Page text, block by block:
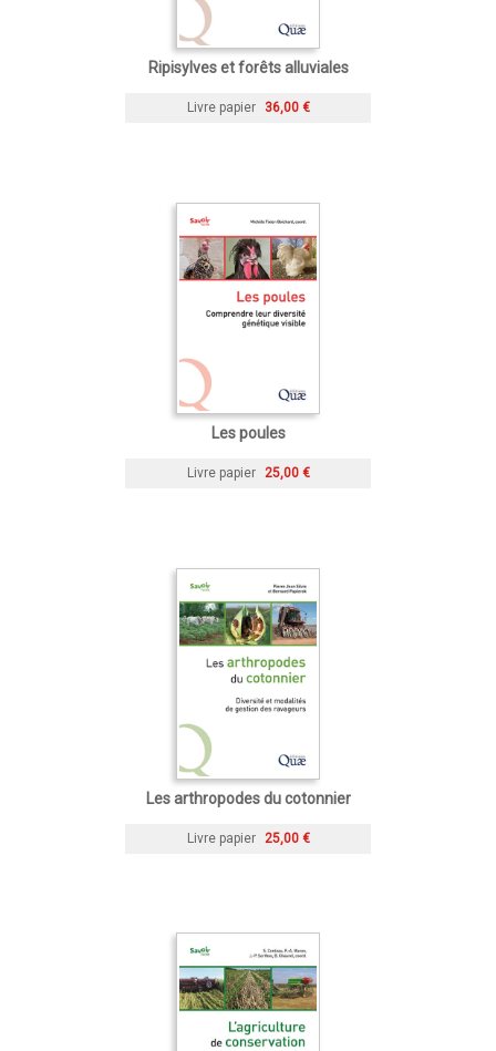
Ripisylves et forêts alluviales
Livre papier 36,00 €
Les poules
Livre papier 25,00 €
Les arthropodes du cotonnier
Livre papier 25,00 €